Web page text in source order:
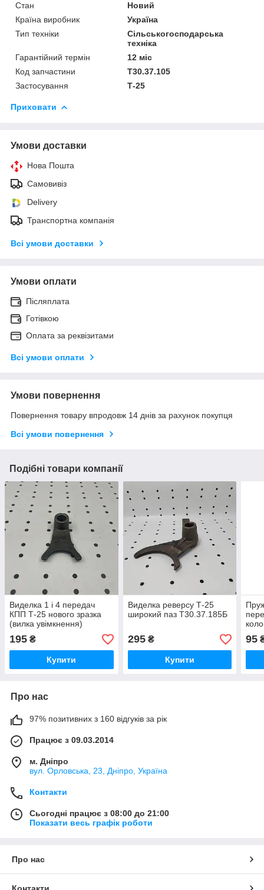
Стан
Новий
Країна виробник
Україна
Тип техніки
Сільськогосподарська
техніка
Гарантійний термін
12 міс
Код запчастини
Т30.37.105
Застосування
Т-25
Приховати
Умови доставки
Нова Пошта
Самовивіз
Delivery
Транспортна компанія
Всі умови доставки
Умови оплати
Післяплата
Готівкою
Оплата за реквізитами
Всі умови оплати
Умови повернення
Повернення товару впродовж 14 днів за рахунок покупця
Всі умови повернення
Подібні товари компанії
Виделка 1 і 4 передач
КПП Т-25 нового зразка
(вилка увімкнення)
Т30.37.180
195 ₴
Купити
Виделка реверсу Т-25
широкий паз Т30.37.185Б
295₴
Купити
95
Про нас
97% позитивних з 160 відгуків за рік
Працює з 09.03.2014
м. Дніпро
вул. Орловська, 23, Дніпро, Україна
Контакти
Сьогодні працює з 08:00 до 21:00
Показати весь графік роботи
Про нас